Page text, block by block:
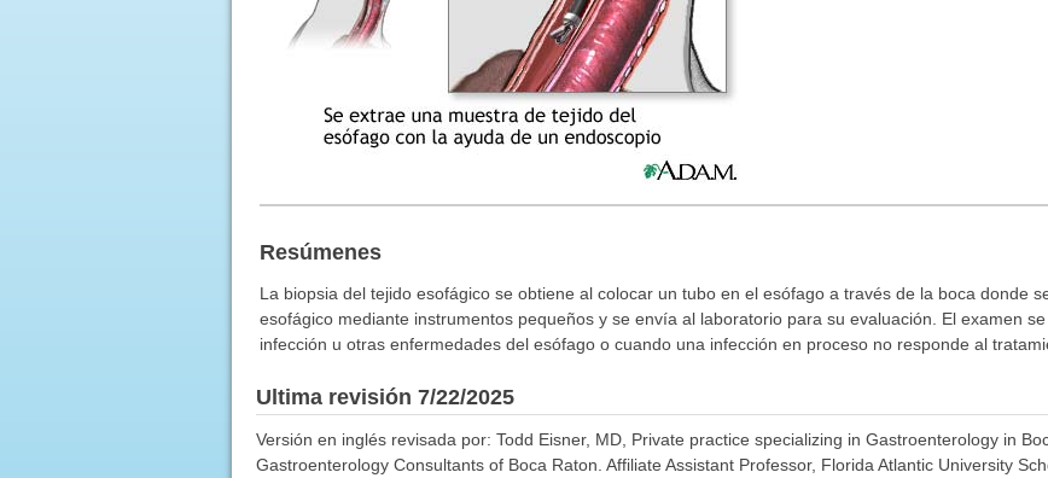
Resúmenes
La biopsia del tejido esofágico se obtiene al colocar un tubo en el esófago a través de la boca donde
esofágico mediante instrumentos pequeños y se envía al laboratorio para su evaluación. El examen
infección u otras enfermedades del esófago o cuando una infección en proceso no responde al
Ultima revisión 7/22/2025
Versión en inglés revisada por: Todd Eisner, MD, Private practice specializing in Gastroenterology in
Gastroenterology Consultants of Boca Raton. Affiliate Assistant Professor, Florida Atlantic University